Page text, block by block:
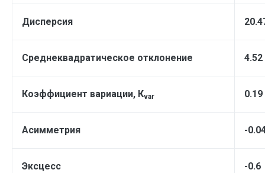
Дисперсия
Среднеквадратическое отклонение 4.52
Коэффициент вариации, Кvar 0.19
Асимметрия -
Эксцесс -0.6